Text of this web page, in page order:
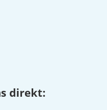
direkt: